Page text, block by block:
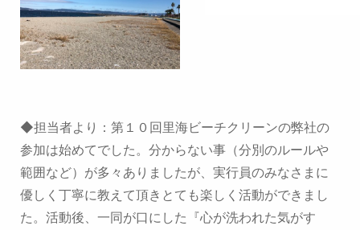
◆担当者より：第１０回里海ビーチクリーンの弊社の
参加は始めてでした。分からない事（分別のルールや
範囲など）が多々ありましたが、実行員のみなさまに
優しく丁寧に教えて頂きとても楽しく活動ができまし
た。活動後、一同が口にした『心が洗われた気がす